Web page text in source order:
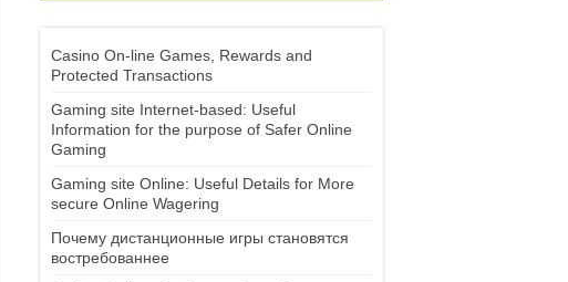
Casino On-line Games, Rewards and
Protected Transactions
Gaming site Internet-based: Useful
Information for the purpose of Safer Online
Gaming
Gaming site Online: Useful Details for More
secure Online Wagering
Почему дистанционные игры становятся
востребованнее